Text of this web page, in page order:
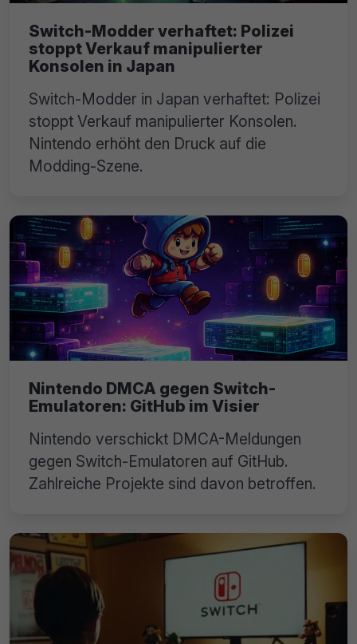
Switch-Modder verhaftet: Polizei
stoppt Verkauf manipulierter
Konsolen in Japan
Switch-Modder in Japan verhaftet: Polizei
stoppt Verkauf manipulierter Konsolen.
Nintendo erhöht den Druck auf die
Modding-Szene.
Nintendo DMCA gegen Switch-
Emulatoren: GitHub im Visier
Nintendo verschickt DMCA-Meldungen
gegen Switch-Emulatoren auf GitHub.
Zahlreiche Projekte sind davon betroffen.